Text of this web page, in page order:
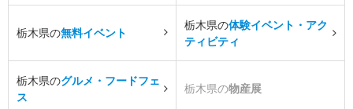
栃木県の無料イベント
栃木県の体験イベント・アク
ティビティ
栃木県のグルメ・フードフェ
ス
栃木県の物産展